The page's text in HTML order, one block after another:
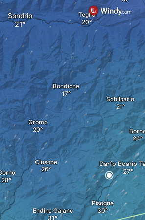
Clusone Darfo Boario
Gromo
Bondione
Schilpario
Pisogne
Endine Gaiano
Sondrio Teglio